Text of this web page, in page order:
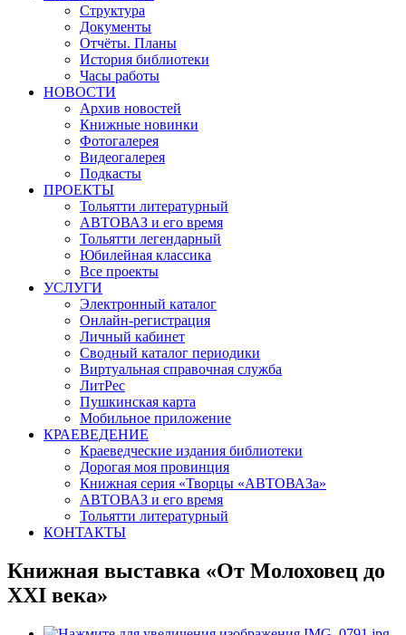
Структура
Документы
Отчёты. Планы
История библиотеки
Часы работы
НОВОСТИ
Архив новостей
Книжные новинки
Фотогалерея
Видеогалерея
Подкасты
ПРОЕКТЫ
Тольятти литературный
АВТОВАЗ и его время
Тольятти легендарный
Юбилейная классика
Все проекты
УСЛУГИ
Электронный каталог
Онлайн-регистрация
Личный кабинет
Сводный каталог периодики
Виртуальная справочная служба
ЛитРес
Пушкинская карта
Мобильное приложение
КРАЕВЕДЕНИЕ
Краеведческие издания библиотеки
Дорогая моя провинция
Книжная серия «Творцы «АВТОВАЗа»
АВТОВАЗ и его время
Тольятти литературный
КОНТАКТЫ
Книжная выставка «От Молоховец до
XXI века»